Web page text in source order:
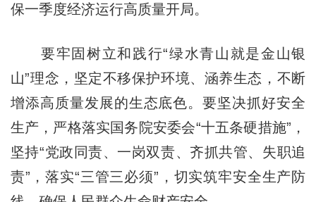
保一季度经济运行高质量开局。
要牢固树立和践行“绿水青山就是金山银
山”理念，坚定不移保护环境、涵养生态，不断
增添高质量发展的生态底色。要坚决抓好安全
生产，严格落实国务院安委会“十五条硬措施”，
坚持“党政同责、一岗双责、齐抓共管、失职追
责”，落实“三管三必须”，切实筑牢安全生产防